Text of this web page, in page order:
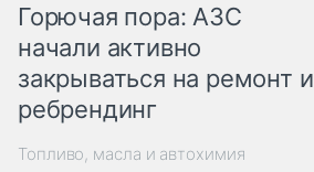
Горючая пора: АЗС
начали активно
закрываться на ремонт и
ребрендинг
Топливо, масла и автохимия